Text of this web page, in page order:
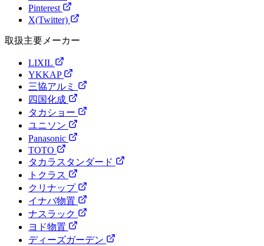
Pinterest
X(Twitter)
取扱主要メーカー
LIXIL
YKKAP
三協アルミ
四国化成
タカショー
ユニソン
Panasonic
TOTO
タカラスタンダード
トクラス
クリナップ
イナバ物置
ナスラック
ヨド物置
ディーズガーデン